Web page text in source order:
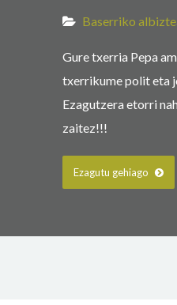
Baserriko
Gure txerria Pepa
txerrikume polit eta
Ezagutzera etorri
zaitez!!!
Ezagutu gehiago